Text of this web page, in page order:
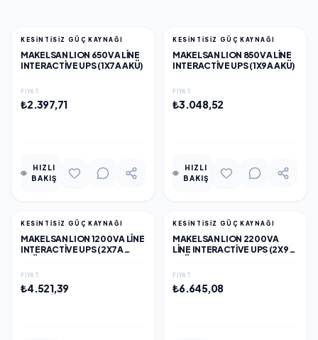
KESİNTİSİZ GÜÇ KAYNAĞI
MAKELSAN LION 650VA LINE
INTERACTIVE UPS (1X7A AKÜ)
FIYAT
₺2.397,71
HIZLI
BAKIŞ
KESİNTİSİZ GÜÇ KAYNAĞI
MAKELSAN LION 850VA LINE
INTERACTIVE UPS (1X9A AKÜ)
FIYAT
₺3.048,52
HIZLI
BAKIŞ
KESİNTİSİZ GÜÇ KAYNAĞI
MAKELSAN LION 1200VA LINE
INTERACTIVE UPS (2X7A
FIYAT
₺4.521,39
KESİNTİSİZ GÜÇ KAYNAĞI
MAKELSAN LION 2200VA
LINE INTERACTIVE UPS (2X9A
FIYAT
₺6.645,08